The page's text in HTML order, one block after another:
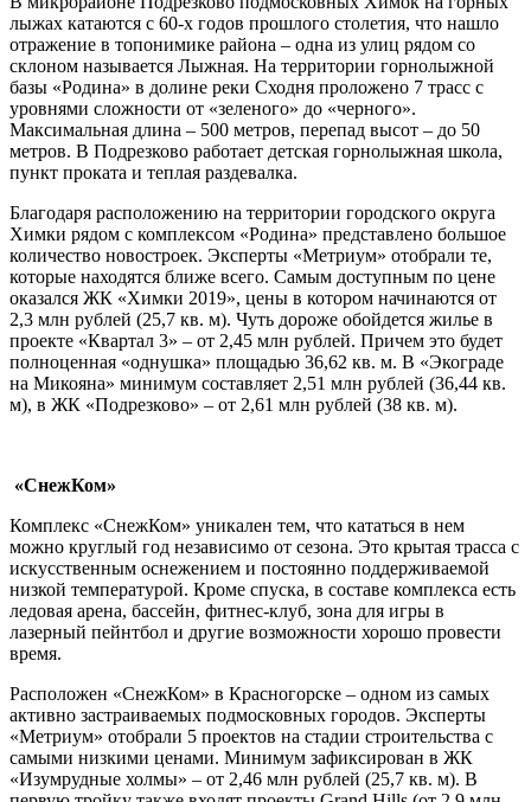
лыжах катаются с 60-х годов прошлого столетия, что нашло
отражение в топонимике района – одна из улиц рядом со
склоном называется Лыжная. На территории горнолыжной
базы «Родина» в долине реки Сходня проложено 7 трасс с
уровнями сложности от «зеленого» до «черного».
Максимальная длина – 500 метров, перепад высот – до 50
метров. В Подрезково работает детская горнолыжная школа,
пункт проката и теплая раздевалка.
Благодаря расположению на территории городского округа
Химки рядом с комплексом «Родина» представлено большое
количество новостроек. Эксперты «Метриум» отобрали те,
которые находятся ближе всего. Самым доступным по цене
оказался ЖК «Химки 2019», цены в котором начинаются от
2,3 млн рублей (25,7 кв. м). Чуть дороже обойдется жилье в
проекте «Квартал 3» – от 2,45 млн рублей. Причем это будет
полноценная «однушка» площадью 36,62 кв. м. В «Экограде
на Микояна» минимум составляет 2,51 млн рублей (36,44 кв.
м), в ЖК «Подрезково» – от 2,61 млн рублей (38 кв. м).
«СнежКом»
Комплекс «СнежКом» уникален тем, что кататься в нем
можно круглый год независимо от сезона. Это крытая трасса с
искусственным оснежением и постоянно поддерживаемой
низкой температурой. Кроме спуска, в составе комплекса есть
ледовая арена, бассейн, фитнес-клуб, зона для игры в
лазерный пейнтбол и другие возможности хорошо провести
время.
Расположен «СнежКом» в Красногорске – одном из самых
активно застраиваемых подмосковных городов. Эксперты
«Метриум» отобрали 5 проектов на стадии строительства с
самыми низкими ценами. Минимум зафиксирован в ЖК
«Изумрудные холмы» – от 2,46 млн рублей (25,7 кв. м). В